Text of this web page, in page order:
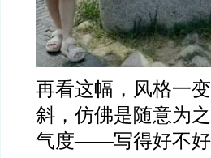
再看这幅，风格一
斜，仿佛是随意为
气度——写得好不